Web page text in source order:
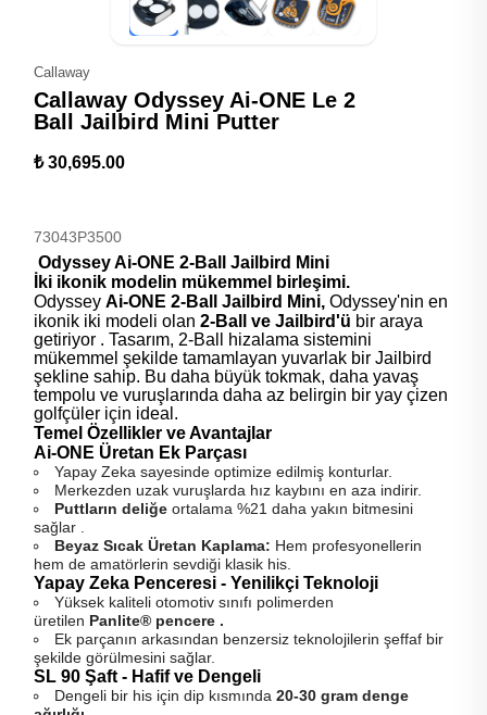
Callaway
Callaway Odyssey Ai-ONE Le 2
Ball Jailbird Mini Putter
₺ 30,695.00
73043P3500
Odyssey Ai-ONE 2-Ball Jailbird Mini
İki ikonik modelin mükemmel birleşimi.
Odyssey Ai-ONE 2-Ball Jailbird Mini, Odyssey'nin en
ikonik iki modeli olan 2-Ball ve Jailbird'ü bir araya
getiriyor . Tasarım, 2-Ball hizalama sistemini
mükemmel şekilde tamamlayan yuvarlak bir Jailbird
şekline sahip. Bu daha büyük tokmak, daha yavaş
tempolu ve vuruşlarında daha az belirgin bir yay çizen
golfçüler için ideal.
Temel Özellikler ve Avantajlar
Ai-ONE Üretan Ek Parçası
Yapay Zeka sayesinde optimize edilmiş konturlar.
Merkezden uzak vuruşlarda hız kaybını en aza indirir.
Puttların deliğe ortalama %21 daha yakın bitmesini
sağlar .
Beyaz Sıcak Üretan Kaplama: Hem profesyonellerin
hem de amatörlerin sevdiği klasik his.
Yapay Zeka Penceresi - Yenilikçi Teknoloji
Yüksek kaliteli otomotiv sınıfı polimerden
üretilen Panlite® pencere .
Ek parçanın arkasından benzersiz teknolojilerin şeffaf bir
şekilde görülmesini sağlar.
SL 90 Şaft - Hafif ve Dengeli
Dengeli bir his için dip kısmında20-30 gram denge